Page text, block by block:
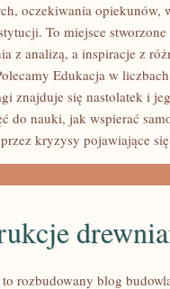
oczekiwania opiekunów,
To miejsce stworzone
z analizą, a inspiracje z
Edukacja w
znajduje się nastolatek i
do nauki, jak wspierać
kryzysy pojawiające się
rozbudowany blog